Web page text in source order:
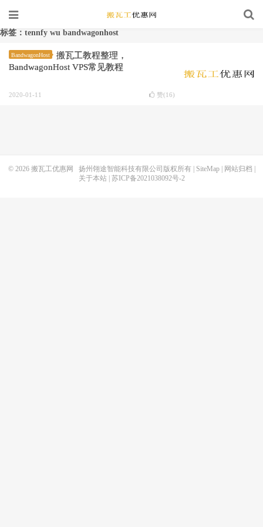
标签：tennfy wu bandwagonhost
BandwagonHost
搬瓦工教程整理，
BandwagonHost VPS常见教程
2020-01-11 赞(16)
© 2026 搬瓦工优惠网 扬州翎途智能科技有限公司版权所有 | SiteMap| 网站归档
关于本站| 苏ICP备2021038092号-2